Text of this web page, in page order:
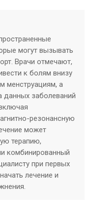
могут вызывать
Врачи отмечают,
к болям внизу
менструациям, а
данных заболеваний
резонансную
может
терапию,
комбинированный
при первых
лечение и